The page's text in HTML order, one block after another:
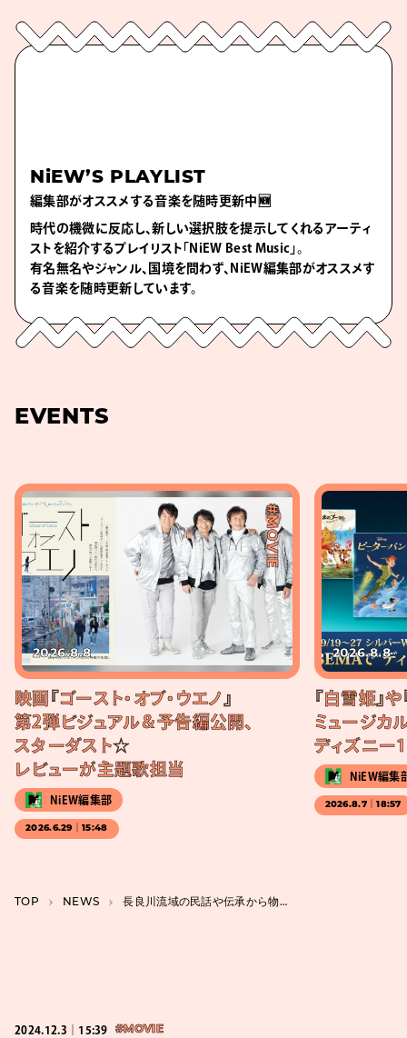
NiEW’S PLAYLIST
編集部がオススメする音楽を随時更新中🆕
時代の機微に反応し、新しい選択肢を提示してくれるアーティ
ストを紹介するプレイリスト「NiEW Best Music」。
有名無名やジャンル、国境を問わず、NiEW編集部がオススメす
る音楽を随時更新しています。
EVENTS
#MOVIE
2026.8.8
映画『ゴースト・オブ・ウエノ』
第2弾ビジュアル＆予告編公開、
スターダスト☆
レビューが主題歌担当
NiEW編集部
2026.6.29｜15:48
2026.8.8
『白雪姫』
ミュージカル
ディズニー
NiEW編集
2026.8.7｜18:57
TOP NEWS 長良川流域の民話や伝承から物語を膨らませた映画『光る川』3月公開、監督は金子雅和
2024.12.3｜15:39 #MOVIE